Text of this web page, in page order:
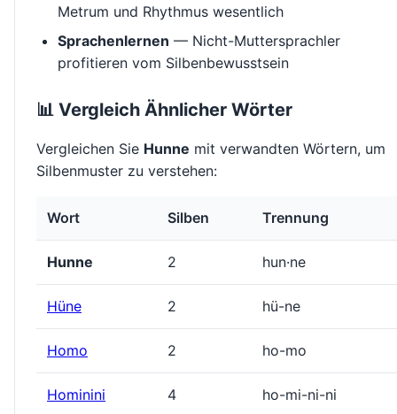
Metrum und Rhythmus wesentlich
Sprachenlernen — Nicht-Muttersprachler
profitieren vom Silbenbewusstsein
📊 Vergleich Ähnlicher Wörter
Vergleichen Sie Hunne mit verwandten Wörtern, um
Silbenmuster zu verstehen:
Wort Silben Trennung
Hunne 2 hun·ne
Hüne 2 hü-ne
Homo 2 ho-mo
Hominini 4 ho-mi-ni-ni